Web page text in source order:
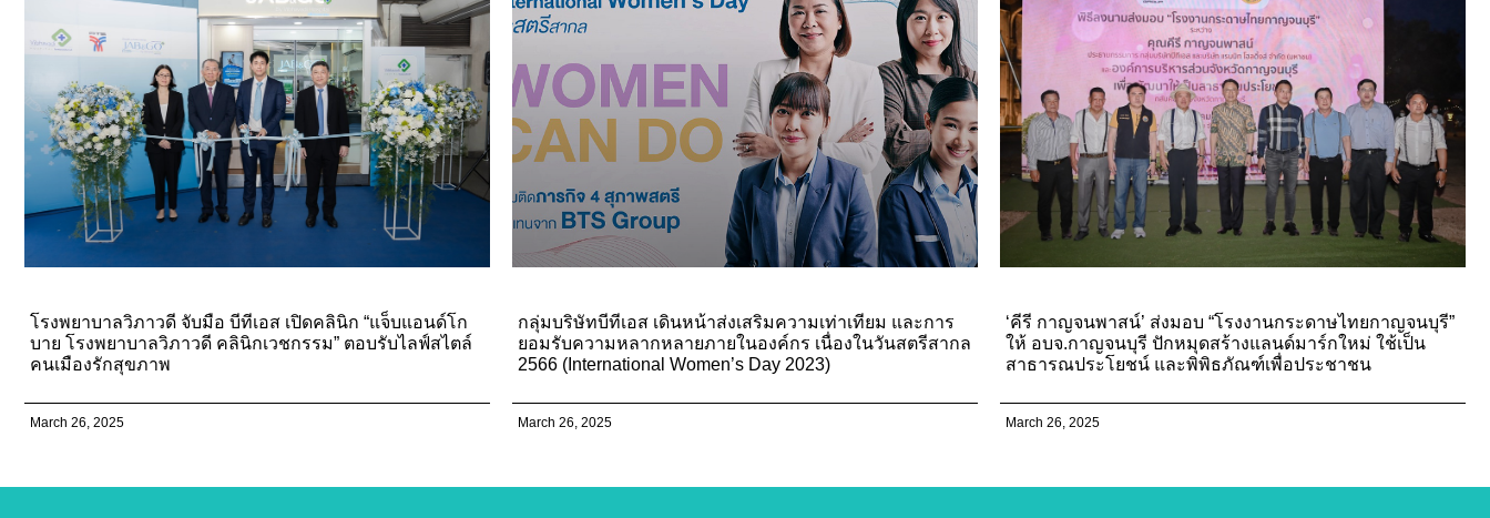
โรงพยาบาลวิภาวดี จับมือ บีทีเอส เปิดคลินิก “แจ็บแอนด์โก
บาย โรงพยาบาลวิภาวดี คลินิกเวชกรรม” ตอบรับไลฟ์สไตล์
คนเมืองรักสุขภาพ
March 26, 2025
กลุ่มบริษัทบีทีเอส เดินหน้าส่งเสริมความเท่าเทียม และการ
ยอมรับความหลากหลายภายในองค์กร เนื่องในวันสตรีสากล
2566 (International Women’s Day 2023)
March 26, 2025
‘คีรี กาญจนพาสน์’ ส่งมอบ “โรงงานกระดาษไทยกาญจนบุรี”
ให้ อบจ.กาญจนบุรี ปักหมุดสร้างแลนด์มาร์กใหม่ ใช้เป็น
สาธารณประโยชน์ และพิพิธภัณฑ์เพื่อประชาชน
March 26, 2025